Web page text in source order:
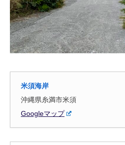
米須海岸
沖縄県糸満市米須
Googleマップ